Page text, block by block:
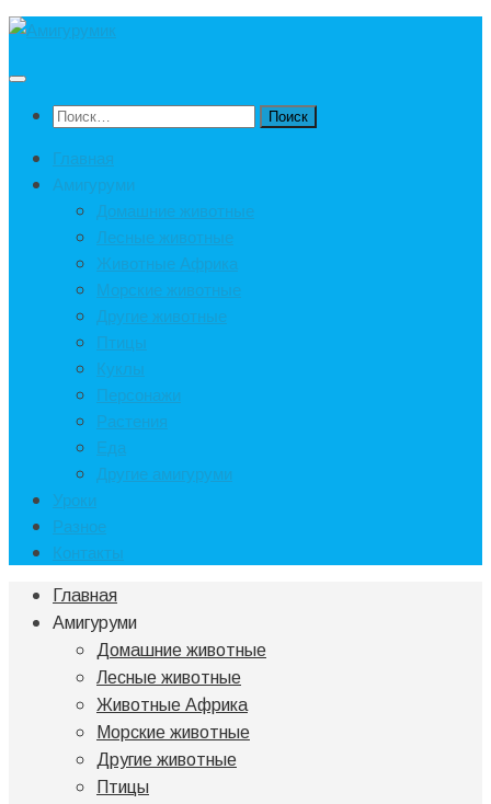
Под
Найти:
Главная
Амигуруми
Домашние животные
Лесные животные
Животные Африка
Морские животные
Другие животные
Птицы
Куклы
Персонажи
Растения
Еда
Другие амигуруми
Уроки
Разное
Контакты
Главная
Амигуруми
Домашние животные
Лесные животные
Животные Африка
Морские животные
Другие животные
Птицы